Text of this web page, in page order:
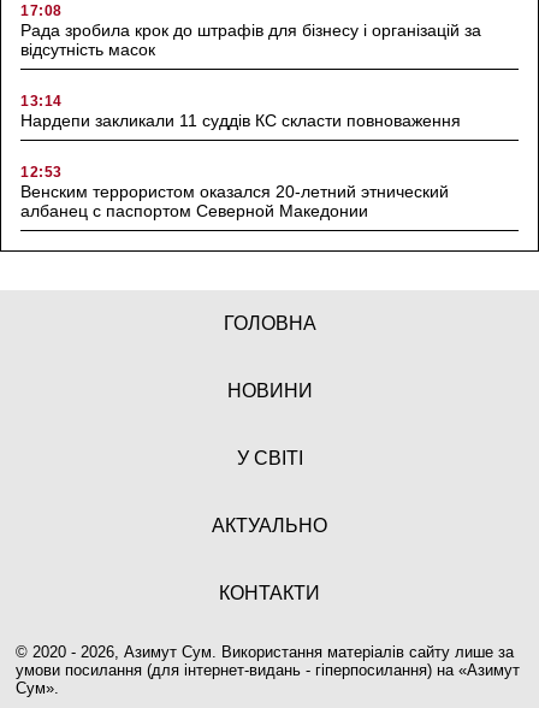
17:08
Рада зробила крок до штрафів для бізнесу і організацій за
відсутність масок
13:14
Нардепи закликали 11 суддів КС скласти повноваження
12:53
Венским террористом оказался 20-летний этнический
албанец с паспортом Северной Македонии
ГОЛОВНА
НОВИНИ
У СВІТІ
АКТУАЛЬНО
КОНТАКТИ
© 2020 - 2026, Азимут Сум. Використання матеріалів сайту лише за
умови посилання (для інтернет-видань - гіперпосилання) на «Азимут
Сум».